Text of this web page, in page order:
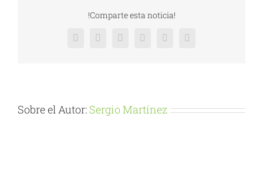
Christmas
!Comparte esta noticia!
Facebook
X RedditLinkedInPinterestVk
Sobre el Autor: Sergio Martínez